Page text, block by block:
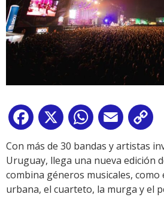
Facebook
X WhatsApp
Email
Con más de 30 bandas y artistas
Uruguay, llega una nueva edición
combina géneros musicales, como
urbana, el cuarteto, la murga y el